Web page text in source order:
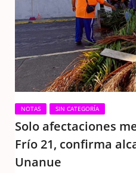
NOTAS SIN CATEGORÍA
Solo afectaciones
Frío 21, confirma
Unanue